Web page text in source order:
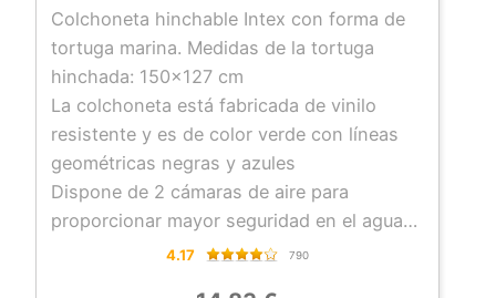
Versatilidad para todos tus planes de
verano: optimo tanto para un descanso
tranquilo bajo el sol como para ser el
centro de atención en tus fiestas en la
piscina
Colchoneta hinchable Intex con forma de
tortuga marina. Medidas de la tortuga
hinchada: 150×127 cm
La colchoneta está fabricada de vinilo
resistente y es de color verde con líneas
geométricas negras y azules
Dispone de 2 cámaras de aire para
proporcionar mayor seguridad en el agua
Lleva incorporada dos resistentes asas
4.17 790